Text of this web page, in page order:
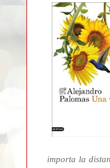
importa la